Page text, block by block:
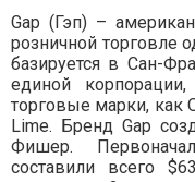
Gap (Гэп) –
розничной торговле
базируется в Сан-
единой
торговые марки, как
Lime. Бренд Gap
Фишер.
составили всего